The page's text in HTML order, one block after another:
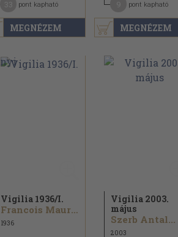
MEGNÉZEM
pont kapható
MEGNÉZEM
pont kapható
Vigilia 1936/I.
Francois Mauriac...
1936
Vigilia 2003.
május
Szerb Antal...
2003